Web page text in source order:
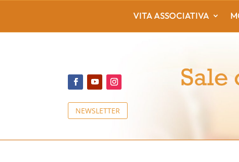
NEWSLETTER
VITA ASSOCIATIVA